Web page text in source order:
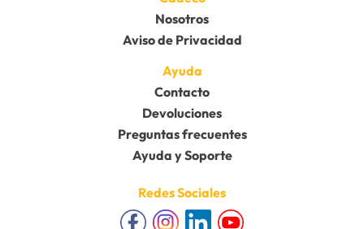
Nosotros
Aviso de Privacidad
Ayuda
Contacto
Devoluciones
Preguntas frecuentes
Ayuda y Soporte
Redes Sociales